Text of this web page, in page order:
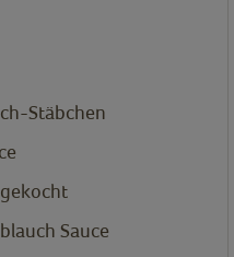
Stäbchen
Sauce